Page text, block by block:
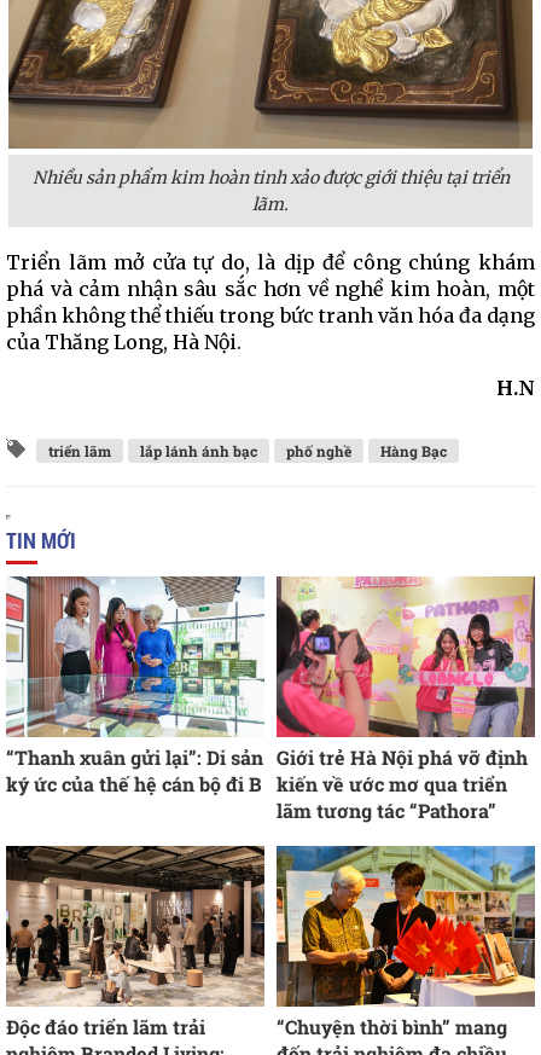
Nhiều sản phẩm kim hoàn tinh xảo được giới thiệu tại triển
lãm.
Triển lãm mở cửa tự do, là dịp để công chúng khám
phá và cảm nhận sâu sắc hơn về nghề kim hoàn, một
phần không thể thiếu trong bức tranh văn hóa đa dạng
của Thăng Long, Hà Nội.
H.N
triển lãm lắp lánh ánh bạc phố nghề Hàng Bạc
TIN MỚI
“Thanh xuân gửi lại”: Di sản
ký ức của thế hệ cán bộ đi B
Giới trẻ Hà Nội phá vỡ định
kiến về ước mơ qua triển
lãm tương tác “Pathora”
Độc đáo triển lãm trải
“Chuyện thời bình” mang